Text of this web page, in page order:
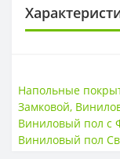
Класс
ТИП
Тип
Напольные
Замковой,
Виниловый пол с
Виниловый пол